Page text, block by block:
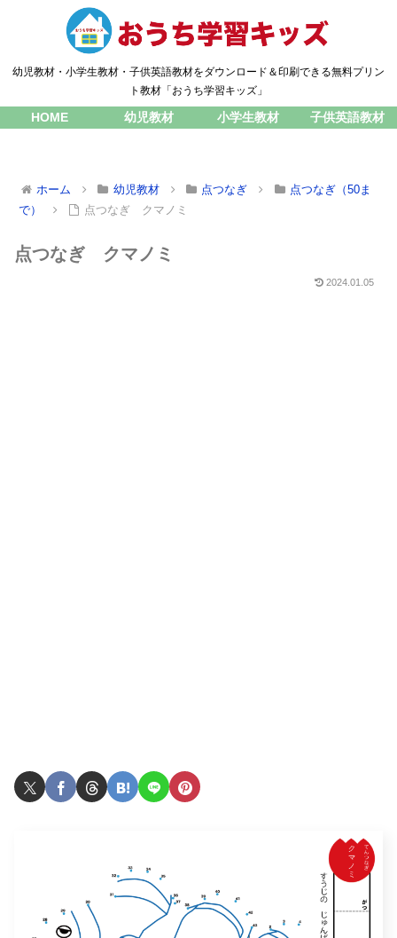
幼児教材・小学生教材・子供英語教材をダウンロード＆印刷できる無料プリン
ト教材「おうち学習キッズ」
HOME 幼児教材 小学生教材 子供英語教材
ホーム 幼児教材 点つなぎ
点つなぎ（50ま
で）
点つなぎ クマノミ
点つなぎ クマノミ
2024.01.05